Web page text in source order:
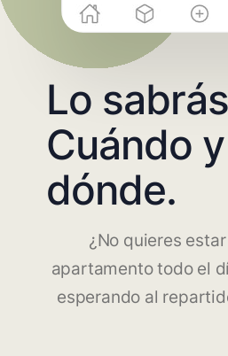
Lo
Cuándo y
dónde.
¿No quieres
apartamento todo el
esperando al